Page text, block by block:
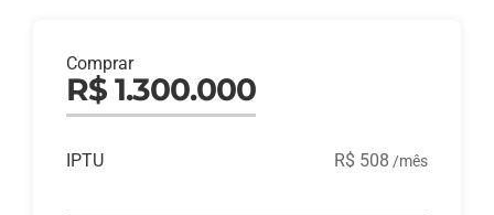
Comprar
R$ 1.300.000
IPTU R$ 508 /mês